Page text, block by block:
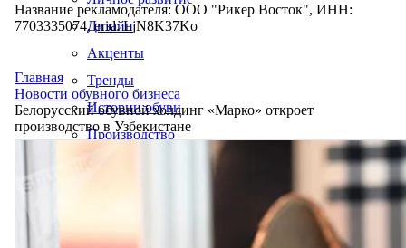
Дизайн
Акценты
Тренды
Истории обуви
Производство
Название рекламодателя: ООО "Рикер Восток", ИНН:
7703335074, erid: LjN8K37Ko
Главная
Новости обувного бизнеса
Белорусский обувной холдинг «Марко» откроет
производство в Узбекистане